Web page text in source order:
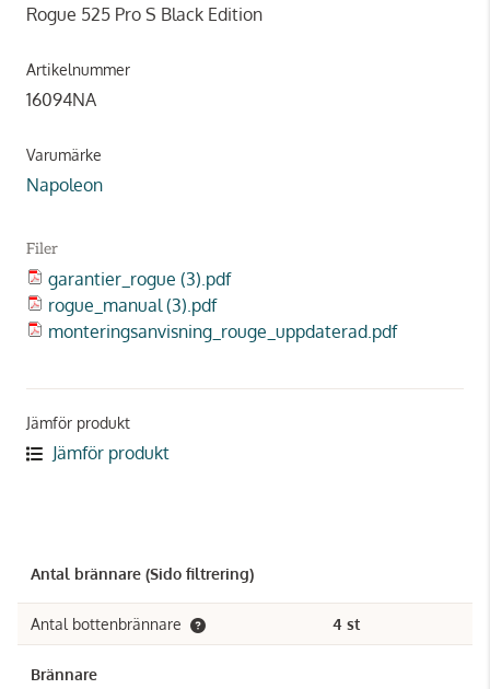
Rogue 525 Pro S Black Edition
Artikelnummer
16094NA
Varumärke
Napoleon
Filer
garantier_rogue (3).pdf
rogue_manual (3).pdf
monteringsanvisning_rouge_uppdaterad.pdf
Jämför produkt
Jämför produkt
Antal brännare (Sido filtrering)
Antal bottenbrännare 4 st
Brännare